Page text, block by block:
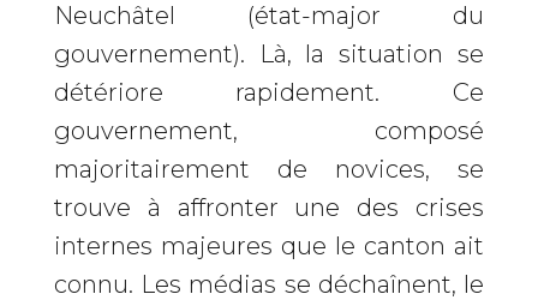
Neuchâtel (état-major du
gouvernement). Là, la situation se
détériore rapidement. Ce
gouvernement, composé
majoritairement de novices, se
trouve à affronter une des crises
internes majeures que le canton ait
connu. Les médias se déchaînent, le